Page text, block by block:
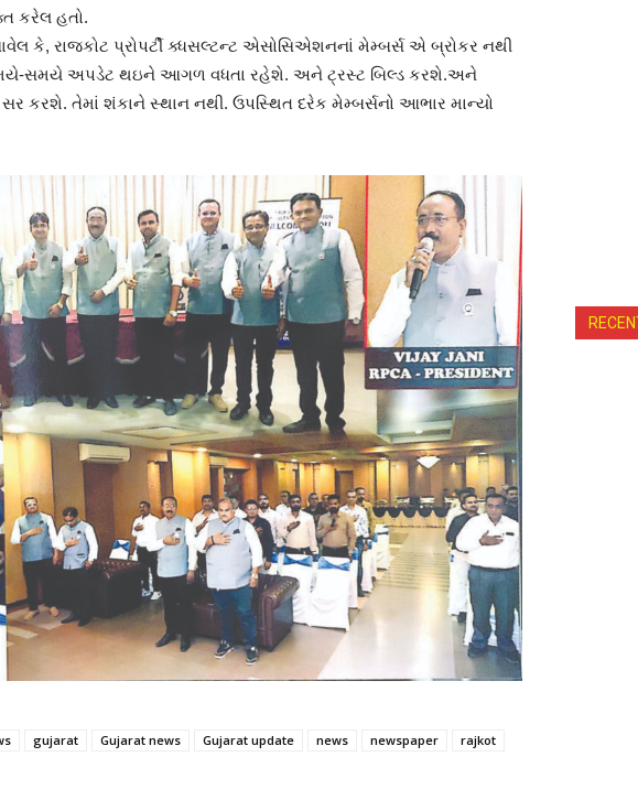
કરેલ હતો.
કે, રાજકોટ પ્રોપર્ટી ક્ધસલ્ટન્ટ એસોસિએશનનાં મેમ્બર્સ એ બ્રોકર નથી
સમયે અપડેટ થઇને આગળ વધતા રહેશે. અને ટ્રસ્ટ બિલ્ડ કરશે.અને
કરશે. તેમાં શંકાને સ્થાન નથી. ઉપસ્થિત દરેક મેમ્બર્સનો આભાર માન્યો
gujarat Gujarat news Gujarat update news newspaper
rajkot